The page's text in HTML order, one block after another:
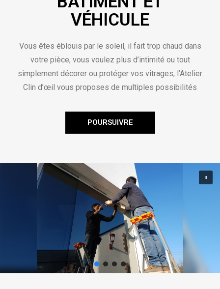
VÉHICULE
Vous êtes éblouis par le soleil, il fait trop chaud dans
votre pièce, vous voulez plus d’intimité ou tout
simplement décorer ou protéger vos vitrages, l’Atelier
Clin d’œil vous proposes de multiples possibilités
POURSUIVRE